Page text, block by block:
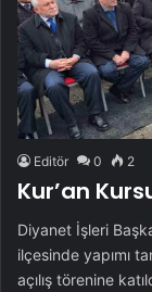
Editör 0 2
Kur’an
Diyanet İşleri
ilçesinde yapımı
açılış törenine